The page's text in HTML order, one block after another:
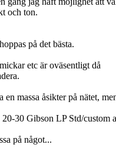
och ton.
på det bästa.
etc är oväsentligt då
en massa åsikter på nätet,
20-30 Gibson LP Std/
på något...